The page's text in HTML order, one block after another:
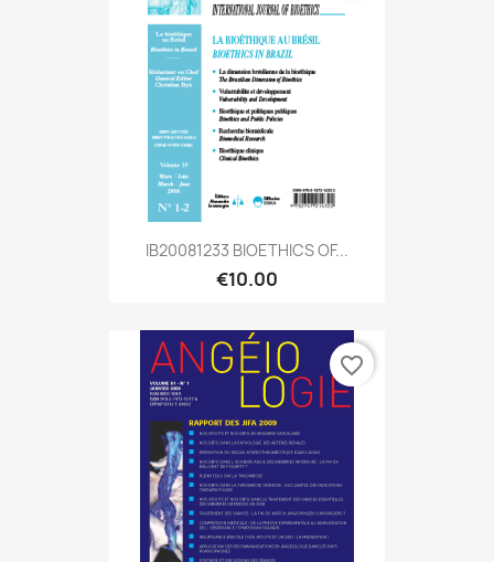
IB20081233 BIOETHICS OF...
€10.00
favorite_border